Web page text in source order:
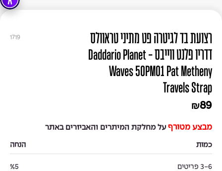
1719
רצועת בד לגיטרה פט מתיני טראוולס
דדריו פלנט ווייבס - Daddario Planet
Waves 50PM01 Pat Metheny
Travels Strap
₪89
מבצע מטורף על מחלקת המיתרים והאביזרים באתר
כמות הנחה
3-6 פריטים %5